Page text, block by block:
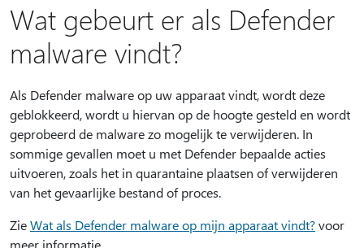
Wat gebeurt er als Defender
malware vindt?
Als Defender malware op uw apparaat vindt, wordt deze
geblokkeerd, wordt u hiervan op de hoogte gesteld en wordt
geprobeerd de malware zo mogelijk te verwijderen. In
sommige gevallen moet u met Defender bepaalde acties
uitvoeren, zoals het in quarantaine plaatsen of verwijderen
van het gevaarlijke bestand of proces.
ZieWat als Defender malware op mijn apparaat vindt?voor
meer informatie.